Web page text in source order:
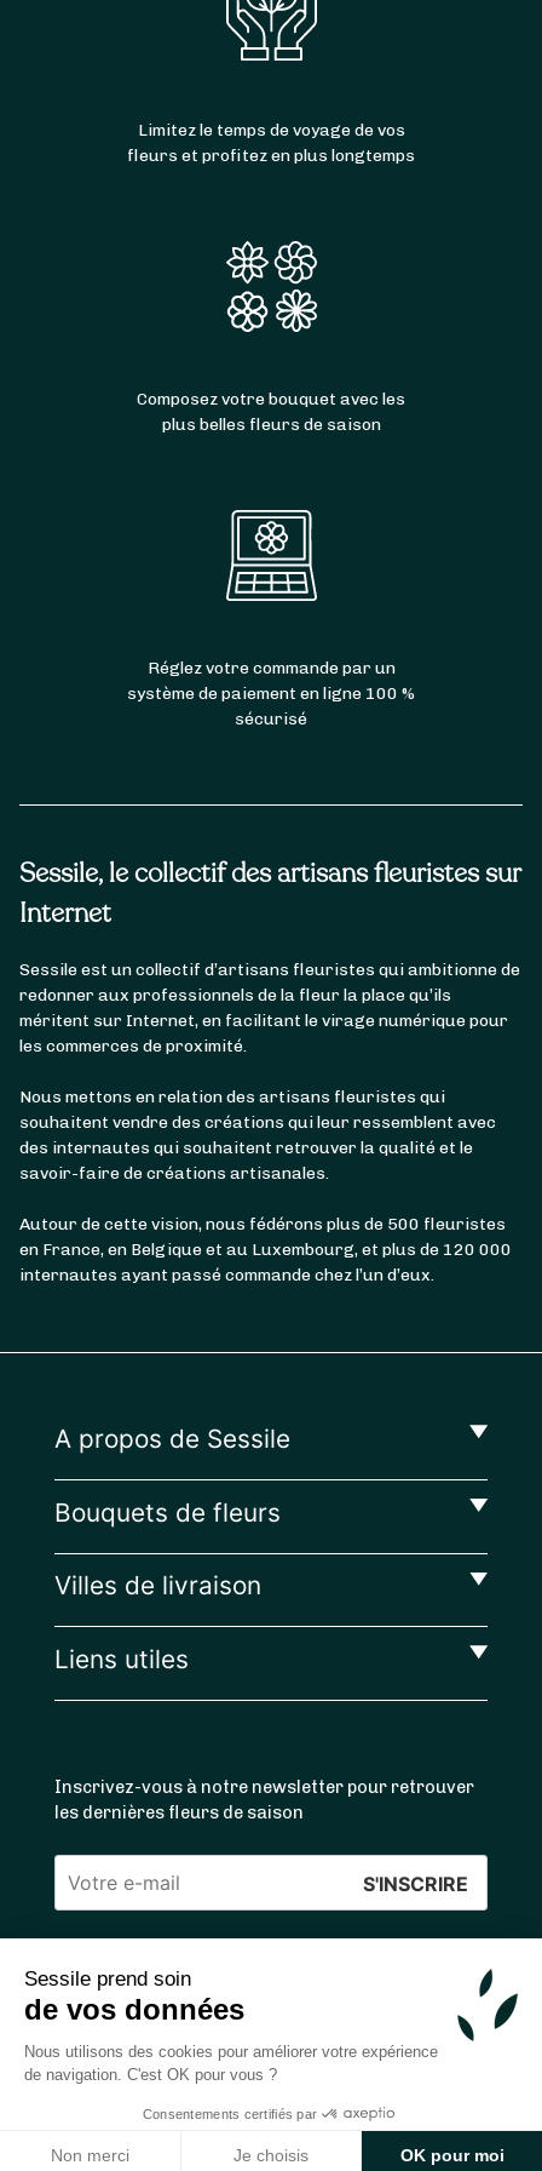
Sessile prend soin
de vos données
Nous utilisons des cookies pour améliorer votre expérience
de navigation. C'est OK pour vous ?
Consentements certifiés par
Non merci Je choisis OK pour moi
Sessile, le collectif des artisans fleuristes sur
Internet
Sessile est un collectif d’artisans fleuristes qui ambitionne de
redonner aux professionnels de la fleur la place qu’ils
méritent sur Internet, en facilitant le virage numérique pour
les commerces de proximité.
Nous mettons en relation des artisans fleuristes qui
souhaitent vendre des créations qui leur ressemblent avec
des internautes qui souhaitent retrouver la qualité et le
savoir-faire de créations artisanales.
Autour de cette vision, nous fédérons plus de 500 fleuristes
en France, en Belgique et au Luxembourg, et plus de 120 000
internautes ayant passé commande chez l’un d’eux.
Limitez le temps de voyage de vos
fleurs et profitez en plus longtemps
Composez votre bouquet avec les
plus belles fleurs de saison
Réglez votre commande par un
système de paiement en ligne 100 %
sécurisé
A propos de Sessile
Bouquets de fleurs
Villes de livraison
Liens utiles
Inscrivez-vous à notre newsletter pour retrouver
les dernières fleurs de saison
ce
champ
vide.
4.4/5 ⭐ | 120 000+ bouquets livrés |
Achats 100% sécurisés
2026 — © Sessile SAS